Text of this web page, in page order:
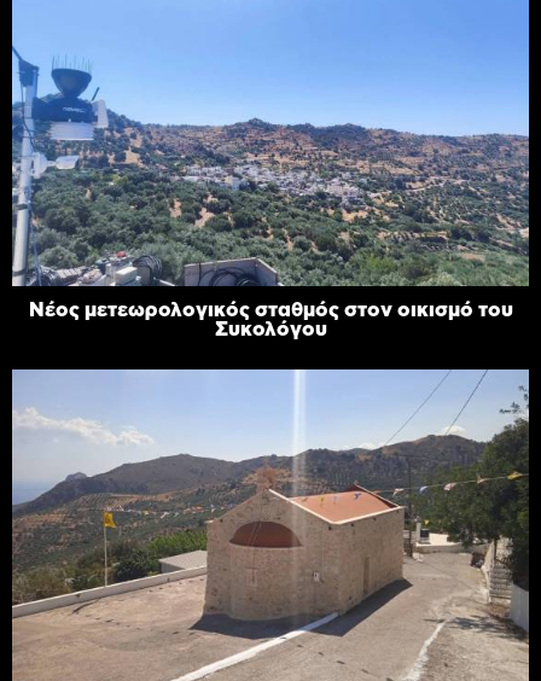
Νέος μετεωρολογικός σταθμός στον οικισμό του
Συκολόγου